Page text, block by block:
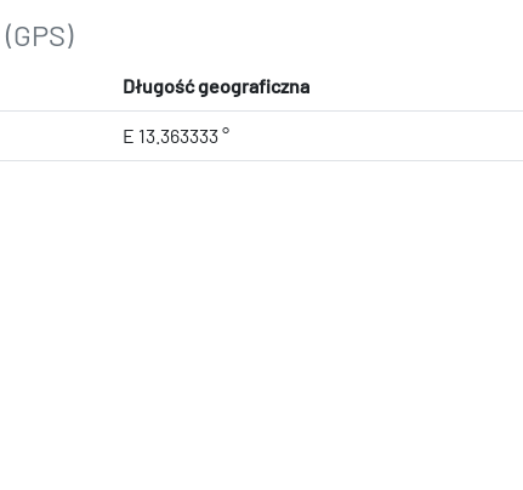
(GPS)
Długość geograficzna
E 13.363333 °